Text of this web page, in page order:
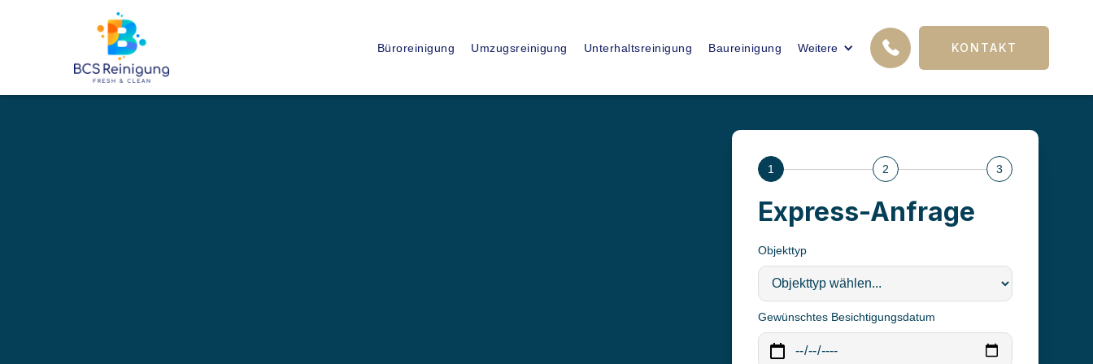
Büroreinigung Umzugsreinigung Unterhaltsreinigung Baureinigung Weitere KONTAKT
1 2 3
Express-Anfrage
Objekttyp
Gewünschtes Besichtigungsdatum
6500
BETREUTE OBJEKTE 15+ 12
FACHKRÄFTE